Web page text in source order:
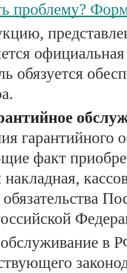
проблему?
обязуется
факт
накладная,
в